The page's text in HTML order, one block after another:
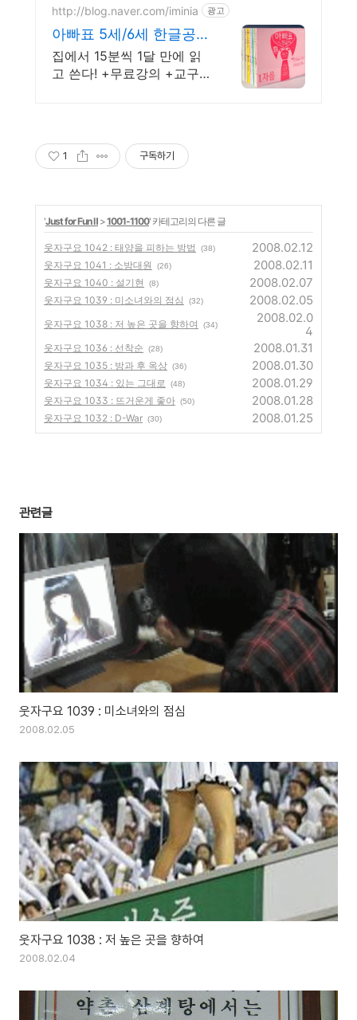
http://blog.naver.com/iminia 광고
아빠표 5세/6세 한글공
부
집에서 15분씩 1달 만에 읽
고 쓴다! +무료강의 +교구
1 구독하기
'Just for Fun Ⅱ >1001-1100' 카테고리의 다른 글
웃자구요 1042 : 태양을 피하는 방법 (38) 2008.02.12
웃자구요 1041 : 소방대원 (26) 2008.02.11
웃자구요 1040 : 설기현 (8) 2008.02.07
웃자구요 1039 : 미소녀와의 점심 (32) 2008.02.05
웃자구요 1038 : 저 높은 곳을 향하여 (34)
2008.02.0
4
웃자구요 1036 : 선착순 (28) 2008.01.31
웃자구요 1035 : 방과 후 옥상 (36) 2008.01.30
웃자구요 1034 : 있는 그대로 (48) 2008.01.29
웃자구요 1033 : 뜨거운게 좋아 (50) 2008.01.28
웃자구요 1032 : D-War (30) 2008.01.25
관련글
웃자구요 1039 : 미소녀와의 점심
2008.02.05
웃자구요 1038 : 저 높은 곳을 향하여
2008.02.04